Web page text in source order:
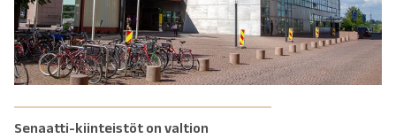
Senaatti-kiinteistöt on valtion